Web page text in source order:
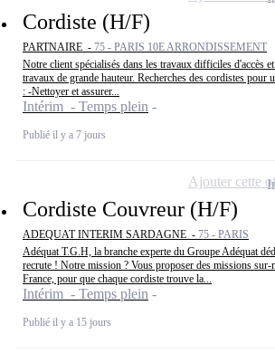
Cordiste (H/F)
PARTNAIRE - 75 - PARIS 10E ARRONDISSEMENT
Notre client spécialisés dans les travaux difficiles d'accès
travaux de grande hauteur. Recherches des cordistes pour
: -Nettoyer et assurer...
Intérim - Temps plein
Publié il y a 7 jours
Cordiste Couvreur (H/F)
ADEQUAT INTERIM SARDAGNE - 75 - PARIS
Adéquat T.G.H, la branche experte du Groupe Adéquat
recrute ! Notre mission ? Vous proposer des missions sur-
France, pour que chaque cordiste trouve la...
Intérim - Temps plein
Publié il y a 15 jours
Ajouter cette